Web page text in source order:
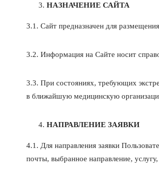
НАЗНАЧЕНИЕ САЙТА
3.1. Сайт предназначен для
3.2. Информация на Сайте носит
3.3. При состояниях, требующих
в ближайшую медицинскую
НАПРАВЛЕНИЕ ЗАЯВКИ
4.1. Для направления заявки
почты, выбранное направление,